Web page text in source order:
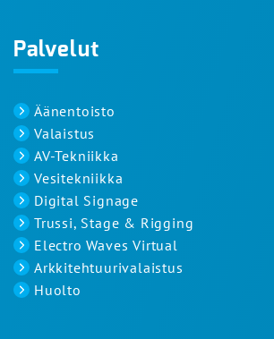
Palvelut
Äänentoisto
Valaistus
AV-Tekniikka
Vesitekniikka
Digital Signage
Trussi, Stage & Rigging
Electro Waves Virtual
Arkkitehtuurivalaistus
Huolto